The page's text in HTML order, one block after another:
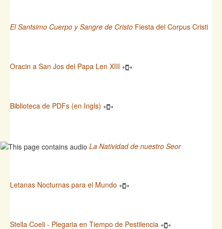
El Santsimo Cuerpo y Sangre de Cristo Fiesta del Corpus Cristi
Oracin a San Jos del Papa Len XIII
Biblioteca de PDFs (en Ingls)
La Natividad de nuestro Seor
Letanas Nocturnas para el Mundo
Stella Coeli - Plegaria en Tiempo de Pestilencia